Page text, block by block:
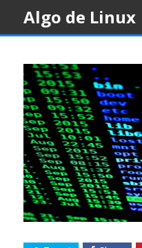
content
Algo de Linux